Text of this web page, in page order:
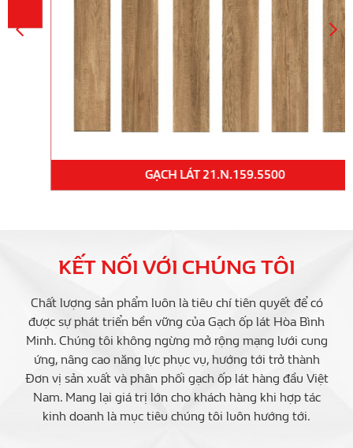
GẠCH LÁT 21.N.159.5500
KẾT NỐI VỚI CHÚNG TÔI
Chất lượng sản phẩm luôn là tiêu chí tiên quyết để có
được sự phát triển bền vững của Gạch ốp lát Hòa Bình
Minh. Chúng tôi không ngừng mở rộng mạng lưới cung
ứng, nâng cao năng lực phục vụ, hướng tới trở thành
Đơn vị sản xuất và phân phối gạch ốp lát hàng đầu Việt
Nam. Mang lại giá trị lớn cho khách hàng khi hợp tác
kinh doanh là mục tiêu chúng tôi luôn hướng tới.